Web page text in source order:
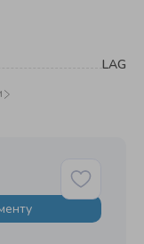
LAG